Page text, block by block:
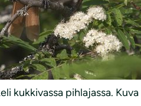
kukkivassa pihlajassa.